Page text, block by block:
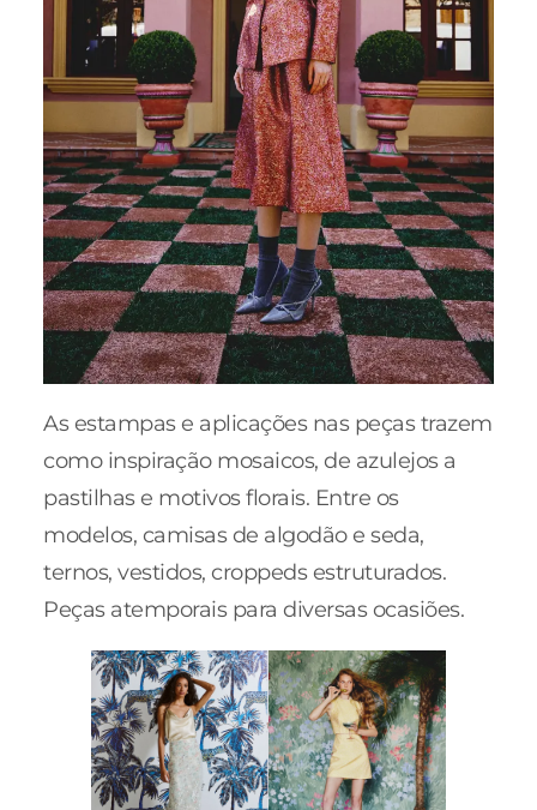
As estampas e aplicações nas peças trazem
como inspiração mosaicos, de azulejos a
pastilhas e motivos florais. Entre os
modelos, camisas de algodão e seda,
ternos, vestidos, croppeds estruturados.
Peças atemporais para diversas ocasiões.